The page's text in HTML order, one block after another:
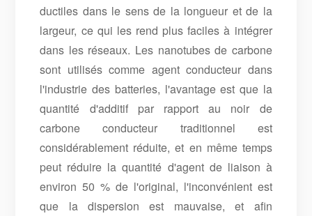
ductiles dans le sens de la longueur et de la
largeur, ce qui les rend plus faciles à intégrer
dans les réseaux. Les nanotubes de carbone
sont utilisés comme agent conducteur dans
l'industrie des batteries, l'avantage est que la
quantité d'additif par rapport au noir de
carbone conducteur traditionnel est
considérablement réduite, et en même temps
peut réduire la quantité d'agent de liaison à
environ 50 % de l'original, l'inconvénient est
que la dispersion est mauvaise, et afin